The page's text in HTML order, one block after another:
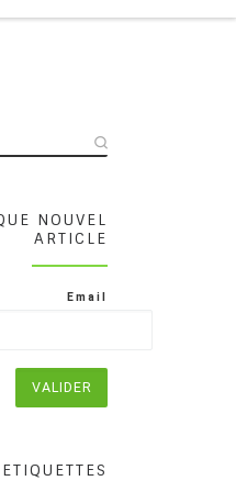
NOUVEL
ARTICLE
Email
ETIQUETTES